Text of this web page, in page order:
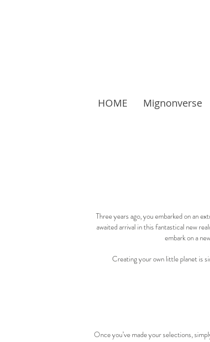
HOME Mignonverse
Three years ago, you embarked on an
awaited arrival in this fantastical new
embark on a
Creating your own little planet is
Once you’ve made your selections,